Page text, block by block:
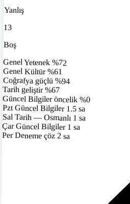
Yanlış
13
Boş
Genel Yetenek %72
Genel Kültür %61
Coğrafya güçlü %94
Tarih geliştir %67
Güncel Bilgiler öncelik %0
Pzt Güncel Bilgiler 1.5 sa
Sal Tarih — Osmanlı 1 sa
Çar Güncel Bilgiler 1 sa
Per Deneme çöz 2 sa